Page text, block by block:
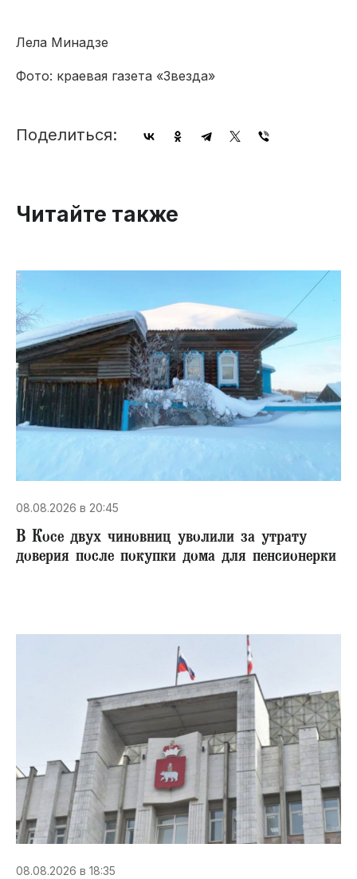
Лела Минадзе
Фото: краевая газета «Звезда»
Поделиться:
Читайте также
08.08.2026 в 20:45
В Косе двух чиновниц уволили за утрату
доверия после покупки дома для пенсионерки
08.08.2026 в 18:35